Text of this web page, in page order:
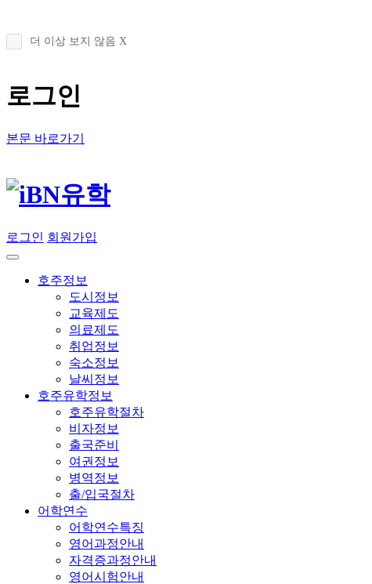
더 이상 보지 않음 X
로그인
본문 바로가기
로그인 회원가입
호주정보
도시정보
교육제도
의료제도
취업정보
숙소정보
날씨정보
호주유학정보
호주유학절차
비자정보
출국준비
여권정보
병역정보
출/입국절차
어학연수
어학연수특징
영어과정안내
자격증과정안내
영어시험안내